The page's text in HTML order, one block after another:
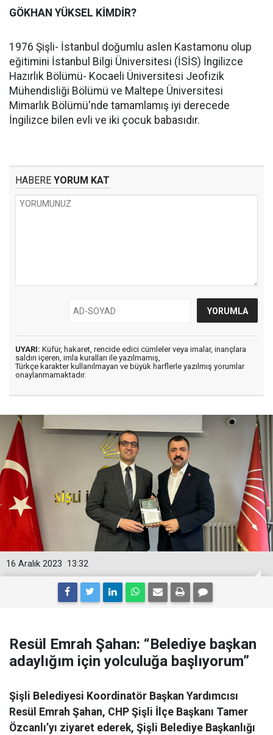
GÖKHAN YÜKSEL KİMDİR?
1976 Şişli- İstanbul doğumlu aslen Kastamonu olup
eğitimini İstanbul Bilgi Üniversitesi (İSİS) İngilizce
Hazırlık Bölümü- Kocaeli Üniversitesi Jeofizik
Mühendisliği Bölümü ve Maltepe Üniversitesi
Mimarlık Bölümü'nde tamamlamış iyi derecede
İngilizce bilen evli ve iki çocuk babasıdır.
HABERE YORUM KAT
UYARI: Küfür, hakaret, rencide edici cümleler veya imalar, inançlara
saldırı içeren, imla kuralları ile yazılmamış,
Türkçe karakter kullanılmayan ve büyük harflerle yazılmış yorumlar
onaylanmamaktadır.
13:32
16 Aralık 2023
Resül Emrah Şahan: “Belediye başkan
adaylığım için yolculuğa başlıyorum”
Şişli Belediyesi Koordinatör Başkan Yardımcısı
Resül Emrah Şahan, CHP Şişli İlçe Başkanı Tamer
Özcanlı’yı ziyaret ederek, Şişli Belediye Başkanlığı